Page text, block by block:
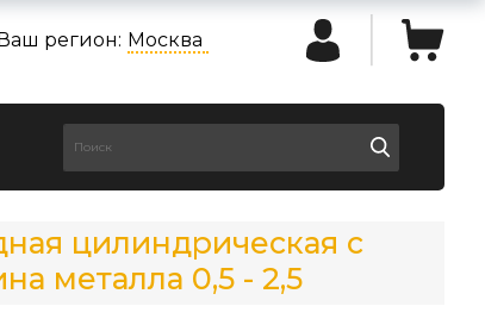
регион: Москва
цилиндрическая с
металла 0,5 - 2,5